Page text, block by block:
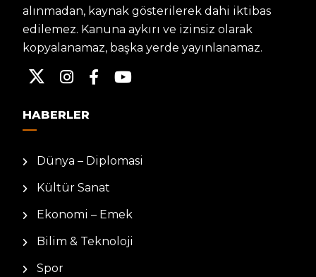
alınmadan, kaynak gösterilerek dahi iktibas
edilemez. Kanuna aykırı ve izinsiz olarak
kopyalanamaz, başka yerde yayınlanamaz.
HABERLER
Dünya – Diplomasi
Kültür Sanat
Ekonomi – Emek
Bilim & Teknoloji
Spor